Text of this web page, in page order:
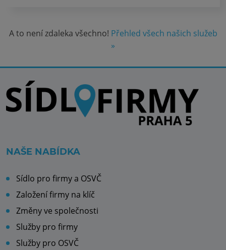
A to není zdaleka všechno! Přehled všech našich služeb
»
NAŠE NABÍDKA
Sídlo pro firmy a OSVČ
Založení firmy na klíč
Změny ve společnosti
Služby pro firmy
Služby pro OSVČ